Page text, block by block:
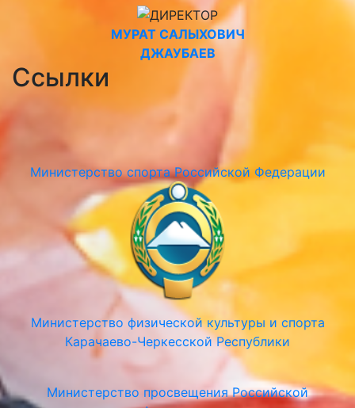
МУРАТ САЛЫХОВИЧ
ДЖАУБАЕВ
Ссылки
Министерство спорта Российской Федерации
Министерство физической культуры и спорта
Карачаево-Черкесской Республики
Министерство просвещения Российской